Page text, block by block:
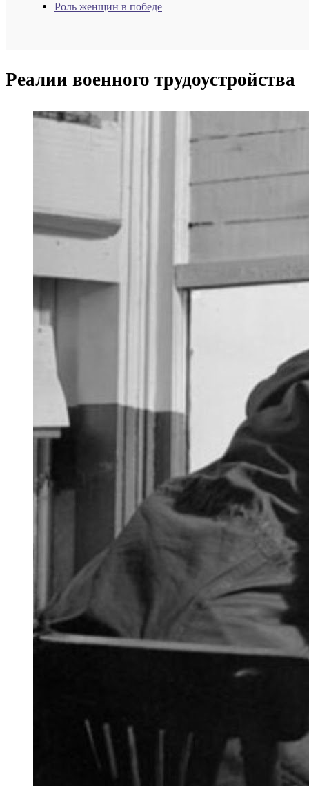
Роль женщин в победе
Реалии военного трудоустройства